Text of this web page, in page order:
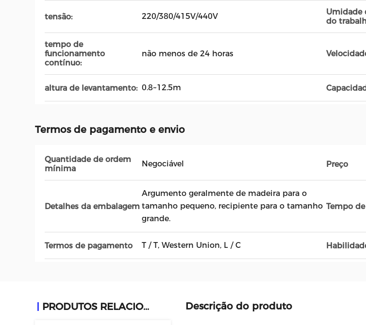
tensão: 220/380/415V/440V
Umidade
do
tempo de
funcionamento
contínuo:
não menos de 24 horas
altura de levantamento: 0.8~12.5m
Termos de pagamento e envio
Quantidade de ordem
mínima
Negociável Preço
Detalhes da embalagem
Argumento geralmente de madeira para o
tamanho pequeno, recipiente para o tamanho
grande.
Tempo
Termos de pagamento T / T, Western Union, L / C
PRODUTOS RELACIONADOS Descrição do produto